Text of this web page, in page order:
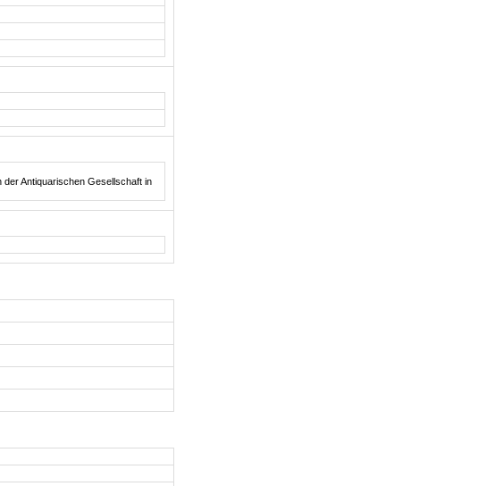
Antiquarischen Gesellschaft in